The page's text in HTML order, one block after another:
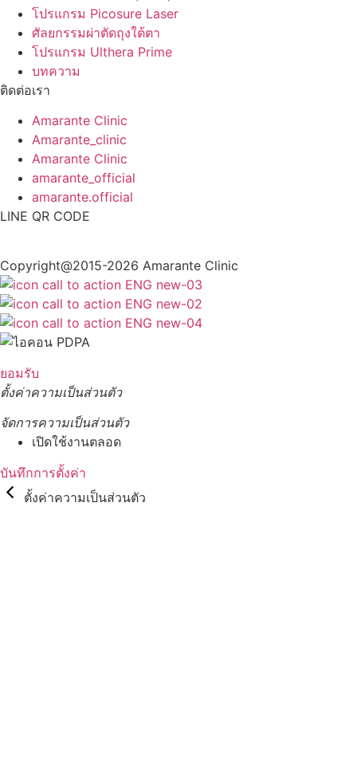
โปรแกรม Picosure Laser
ศัลยกรรมผ่าตัดถุงใต้ตา
โปรแกรม Ulthera Prime
บทความ
ติดต่อเรา
Amarante Clinic
Amarante_clinic
Amarante Clinic
amarante_official
amarante.official
LINE QR CODE
Copyright@2015-2026 Amarante Clinic
ยอมรับ
ตั้งค่าความเป็นส่วนตัว
จัดการความเป็นส่วนตัว
เปิดใช้งานตลอด
บันทึกการตั้งค่า
ตั้งค่าความเป็นส่วนตัว